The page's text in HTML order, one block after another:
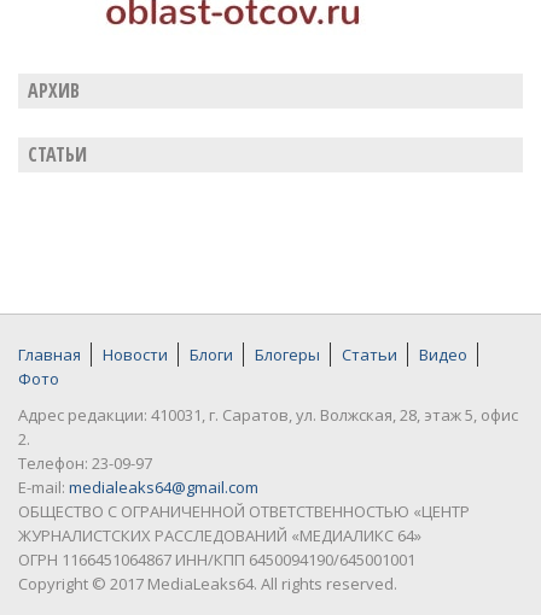
АРХИВ
СТАТЬИ
Главная Новости Блоги Блогеры Статьи
Видео
Фото
Адрес редакции: 410031, г. Саратов, ул. Волжская, 28, этаж 5, офис
2.
Телефон: 23-09-97
E-mail: medialeaks64@gmail.com
ОБЩЕСТВО С ОГРАНИЧЕННОЙ ОТВЕТСТВЕННОСТЬЮ «ЦЕНТР
ЖУРНАЛИСТСКИХ РАССЛЕДОВАНИЙ «МЕДИАЛИКС 64»
ОГРН 1166451064867 ИНН/КПП 6450094190/645001001
Copyright © 2017 MediaLeaks64. All rights reserved.